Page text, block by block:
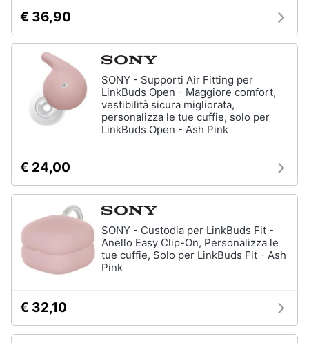
€ 36,90
SONY - Supporti Air Fitting per
LinkBuds Open - Maggiore comfort,
vestibilità sicura migliorata,
personalizza le tue cuffie, solo per
LinkBuds Open - Ash Pink
€ 24,00
SONY - Custodia per LinkBuds Fit -
Anello Easy Clip-On, Personalizza le
tue cuffie, Solo per LinkBuds Fit - Ash
Pink
€ 32,10